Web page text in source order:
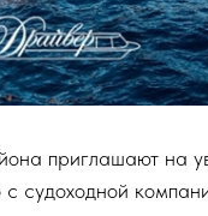
приглашают на
судоходной